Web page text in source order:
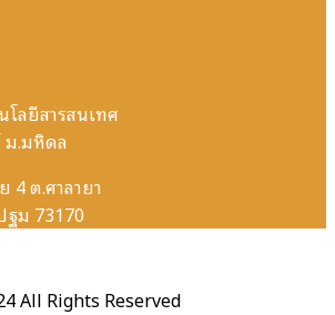
โลยีสารสนเทศ
ม.มหิดล
4 ต.ศาลายา
ม 73170
All Rights Reserved